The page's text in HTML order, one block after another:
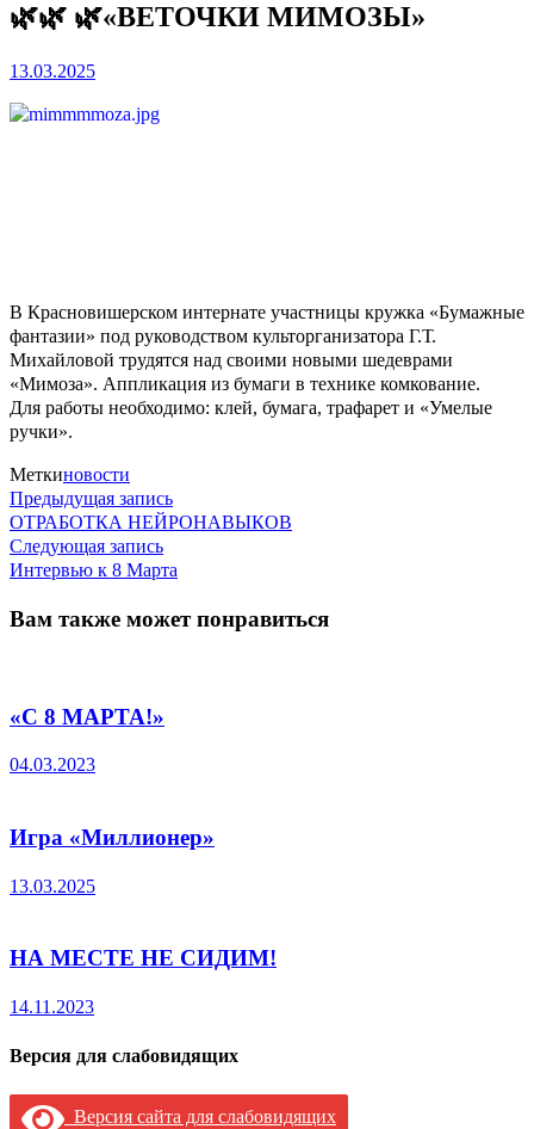
🌿🌿 🌿«ВЕТОЧКИ МИМОЗЫ»
13.03.2025
В Красновишерском интернате участницы кружка «Бумажные
фантазии» под руководством культорганизатора Г.Т.
Михайловой трудятся над своими новыми шедеврами
«Мимоза». Аппликация из бумаги в технике комкование.
Для работы необходимо: клей, бумага, трафарет и «Умелые
ручки».
Меткиновости
Навигация
по
записям
Предыдущая записьПредыдущая
запись:
ОТРАБОТКА НЕЙРОНАВЫКОВ
Следующая записьСледующая
запись:
Интервью к 8 Марта
Вам также может понравиться
«С 8 МАРТА!»
04.03.2023
Игра «Миллионер»
13.03.2025
НА МЕСТЕ НЕ СИДИМ!
14.11.2023
Версия для слабовидящих
Версия сайта для слабовидящих